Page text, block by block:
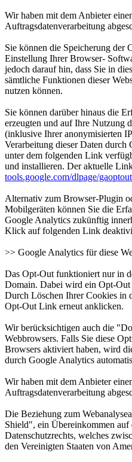
Wir haben mit dem Anbieter
Auftragsdatenverarbeitung
Sie können die Speicherung der
Einstellung Ihrer Browser-
jedoch darauf hin, dass Sie in
sämtliche Funktionen dieser
nutzen können.
Sie können darüber hinaus die
erzeugten und auf Ihre Nutzung
(inklusive Ihrer anonymisierten
Verarbeitung dieser Daten durch
unter dem folgenden Link
und installieren. Der aktuelle
tools.google.com/dlpage/gaoptout
Alternativ zum Browser-Plugin
Mobilgeräten können Sie die
Google Analytics zukünftig
Klick auf folgenden Link
>> Google Analytics für diese
Das Opt-Out funktioniert nur in
Domain. Dabei wird ein Opt-
Durch Löschen Ihrer Cookies in
Opt-Out Link erneut anklicken.
Wir berücksichtigen auch die
Webbrowsers. Falls Sie diese
Browsers aktiviert haben, wird
durch Google Analytics
Wir haben mit dem Anbieter
Auftragsdatenverarbeitung
Die Beziehung zum
Shield", ein Übereinkommen auf
Datenschutzrechts, welches
den Vereinigten Staaten von